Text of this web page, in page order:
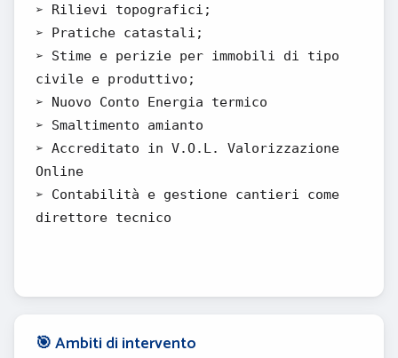
➢ Rilievi topografici;
➢ Pratiche catastali;
➢ Stime e perizie per immobili di tipo
civile e produttivo;
➢ Nuovo Conto Energia termico
➢ Smaltimento amianto
➢ Accreditato in V.O.L. Valorizzazione
Online
➢ Contabilità e gestione cantieri come
direttore tecnico
🎯 Ambiti di intervento